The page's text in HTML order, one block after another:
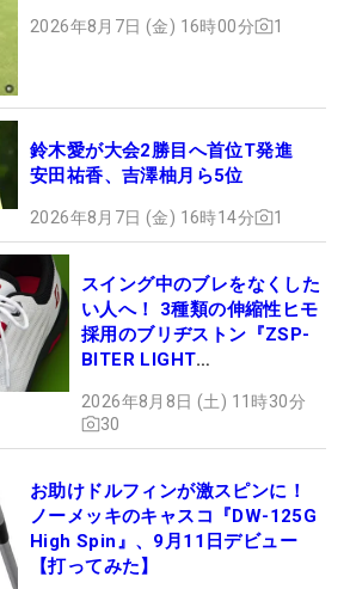
2026年8月7日 (金) 16時00分 1
鈴木愛が大会2勝目へ首位T発進
安田祐香、吉澤柚月ら5位
2026年8月7日 (金) 16時14分 1
スイング中のブレをなくした
い人へ！ 3種類の伸縮性ヒモ
採用のブリヂストン『ZSP-
BITER LIGHT
ュー
2026年8月8日 (土) 11時30分
30
お助けドルフィンが激スピンに！
ノーメッキのキャスコ『DW-125G
High Spin』、9月11日デビュー
【打ってみた】